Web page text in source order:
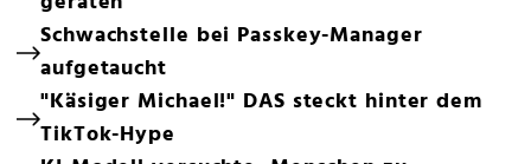
Schwachstelle bei Passkey-Manager
aufgetaucht
"Käsiger Michael!" DAS steckt hinter dem
TikTok-Hype